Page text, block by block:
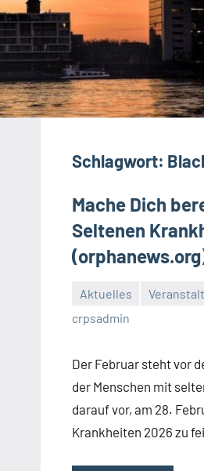
Schlagwort:
Mache Dich
Seltenen
Aktuelles
crpsadmin
Der Februar steht vor
der Menschen mit
darauf vor, am 28.
Krankheiten 2026 zu